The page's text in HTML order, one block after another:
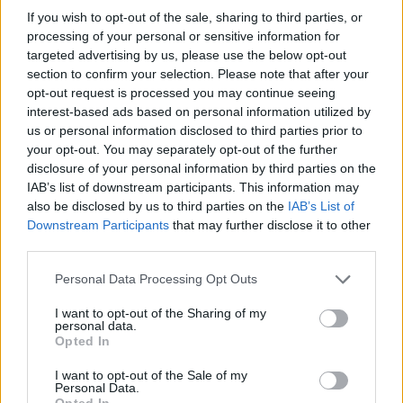
If you wish to opt-out of the sale, sharing to third parties, or
processing of your personal or sensitive information for
targeted advertising by us, please use the below opt-out
section to confirm your selection. Please note that after your
opt-out request is processed you may continue seeing
interest-based ads based on personal information utilized by
us or personal information disclosed to third parties prior to
your opt-out. You may separately opt-out of the further
disclosure of your personal information by third parties on the
IAB’s list of downstream participants. This information may
also be disclosed by us to third parties on the IAB’s List of
Downstream Participants that may further disclose it to other
Personal Data Processing Opt Outs
I want to opt-out of the Sharing of my
personal data.
Opted In
I want to opt-out of the Sale of my
Personal Data.
Una vez detallados los puntos anteriores, ¿Natal es
un buen lugar para vivir como nómada digital?
Con una puntuación de 3,8/5,Natal es un buen
lugar para vivir como nómada digital
Puntos a favor y puntos en
contra
A continuación, vamos a listar algunos puntos a
favor y puntos de Natal para vivir como nómada
digital.
Puntos a favor
Buen coste de vida.
Buena temperatura.
Buena calidad del aire (hoy).